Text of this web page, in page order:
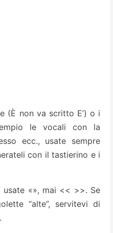
(È non va scritto E’) o i
le vocali con la
ecc., usate sempre
con il tastierino e i
usate «», mai << >>. Se
“alte”, servitevi di